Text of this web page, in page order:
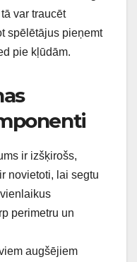
var traucēt
spēlētājus pieņemt
pie kļūdām.
ir izšķirošs,
novietoti, lai segtu
perimetru un
augšējiem